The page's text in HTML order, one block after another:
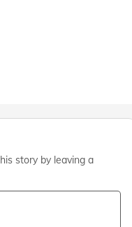
story by leaving a